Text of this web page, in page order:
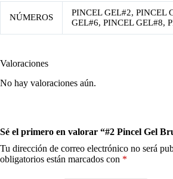
NÚMEROS
PINCEL GEL#2, PINCEL
GEL#6, PINCEL GEL#8,
Valoraciones
No hay valoraciones aún.
Sé el primero en valorar “#2 Pincel Gel
Tu dirección de correo electrónico no será
obligatorios están marcados con *